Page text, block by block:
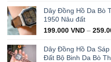
Dây Đồng Hồ Da Bò
1950 Nâu đất
199.000 VND –
Dây Đồng Hồ Da
Đất Bộ Binh Da Bò